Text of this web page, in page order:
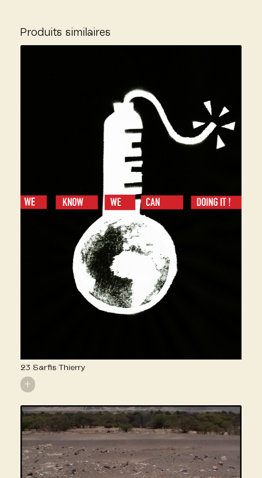
Produits similaires
23 Sarfis Thierry
+